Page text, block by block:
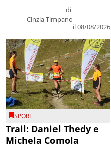
di
Cinzia Timpano
il 08/08/2026
SPORT
Trail: Daniel Thedy e
Michela Comola